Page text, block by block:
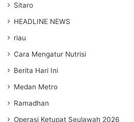
Sitaro
HEADLINE NEWS
riau
Cara Mengatur Nutrisi
Berita Hari Ini
Medan Metro
Ramadhan
Operasi Ketupat Seulawah 2026